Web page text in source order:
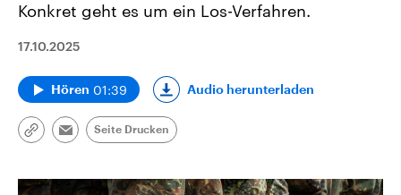
Konkret geht es um ein Los-Verfahren.
17.10.2025
Hören 01:39 Audio herunterladen
Link
Email
Seite Drucken